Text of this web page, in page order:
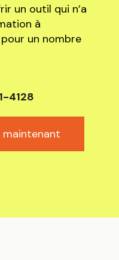
un outil qui n’a
à
pour un nombre
4128
maintenant